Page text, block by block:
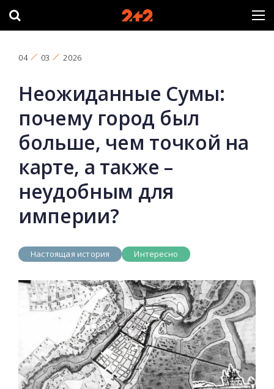
04 03 2026
Неожиданные Сумы:
почему город был
больше, чем точкой на
карте, а также –
неудобным для
империи?
Настоящая история Интересно